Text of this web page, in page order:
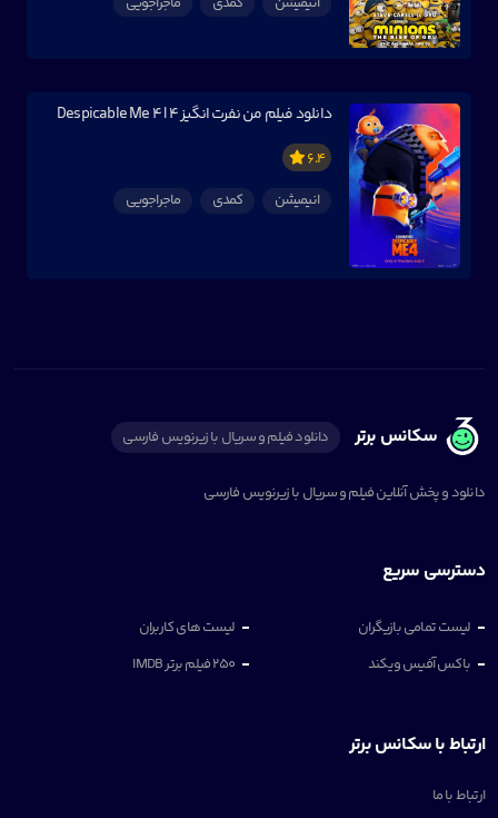
دانلود فیلم من نفرت انگیز ۴ | Despicable Me 4
6.4
انیمیشن
کمدی ماجراجویی
سکانس برتر دانلود فیلم و سریال با زیرنویس فارسی
دانلود و پخش آنلاین فیلم و سریال با زیرنویس فارسی
دسترسی سریع
لیست تمامی بازیگران
لیست های کاربران
باکس آفیس ویکند
250 فیلم برتر IMDB
ارتباط با سکانس برتر
ارتباط با ما